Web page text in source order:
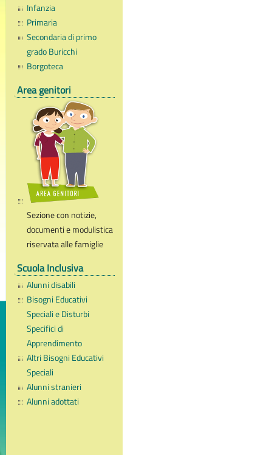
Infanzia
Primaria
Secondaria di primo
grado Buricchi
Borgoteca
Area genitori
Sezione con notizie,
documenti e modulistica
riservata alle famiglie
Scuola Inclusiva
Alunni disabili
Bisogni Educativi
Speciali e Disturbi
Specifici di
Apprendimento
Altri Bisogni Educativi
Speciali
Alunni stranieri
Alunni adottati